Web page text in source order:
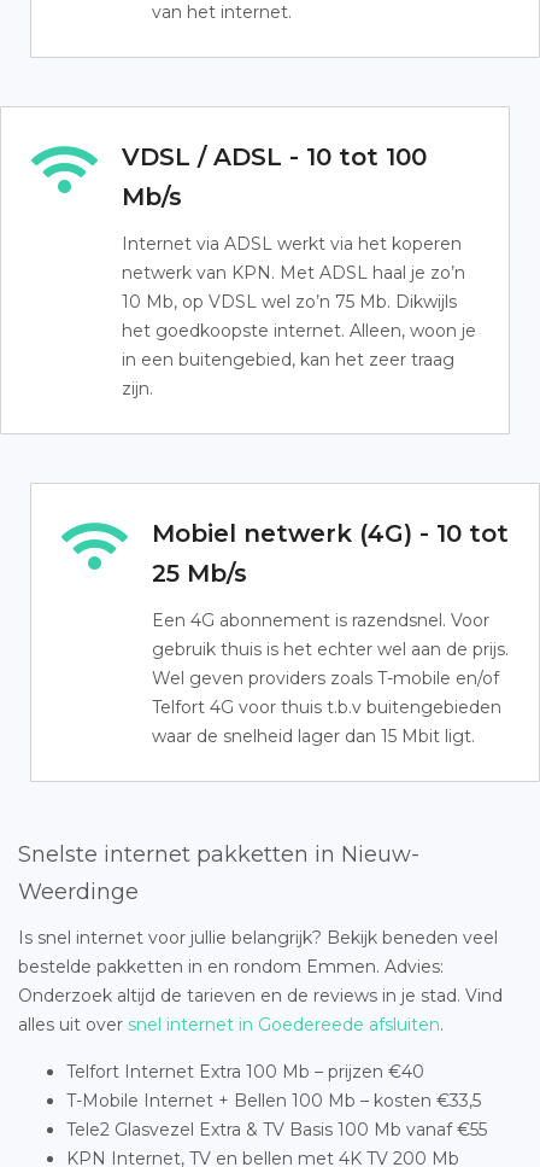
van het internet.
VDSL / ADSL - 10 tot 100
Mb/s
Internet via ADSL werkt via het koperen
netwerk van KPN. Met ADSL haal je zo’n
10 Mb, op VDSL wel zo’n 75 Mb. Dikwijls
het goedkoopste internet. Alleen, woon je
in een buitengebied, kan het zeer traag
zijn.
Mobiel netwerk (4G) - 10 tot
25 Mb/s
Een 4G abonnement is razendsnel. Voor
gebruik thuis is het echter wel aan de prijs.
Wel geven providers zoals T-mobile en/of
Telfort 4G voor thuis t.b.v buitengebieden
waar de snelheid lager dan 15 Mbit ligt.
Snelste internet pakketten in Nieuw-
Weerdinge
Is snel internet voor jullie belangrijk? Bekijk beneden veel
bestelde pakketten in en rondom Emmen. Advies:
Onderzoek altijd de tarieven en de reviews in je stad. Vind
alles uit over snel internet in Goedereede afsluiten.
Telfort Internet Extra 100 Mb – prijzen €40
T-Mobile Internet + Bellen 100 Mb – kosten €33,5
Tele2 Glasvezel Extra & TV Basis 100 Mb vanaf €55
KPN Internet, TV en bellen met 4K TV 200 Mb